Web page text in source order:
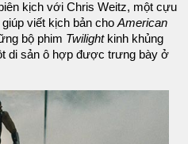
kịch với Chris Weitz, một cựu
viết kịch bản cho American
bộ phim Twilightkinh khủng
di sản ô hợp được trưng bày ở